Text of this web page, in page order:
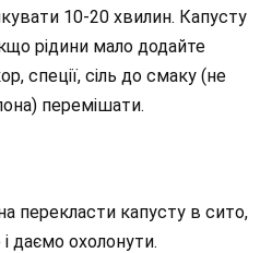
10-20 хвилин. Капусту
рідини мало додайте
спеції, сіль до смаку (не
перемішати.
перекласти капусту в сито,
даємо охолонути.